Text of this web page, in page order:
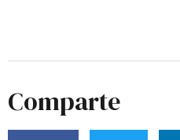
Comparte